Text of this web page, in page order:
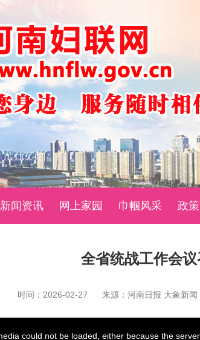
新闻资讯 网上家园 巾帼风采 政
全省统战工作会
时间：2026-02-27 来源：河南日报 大象新闻